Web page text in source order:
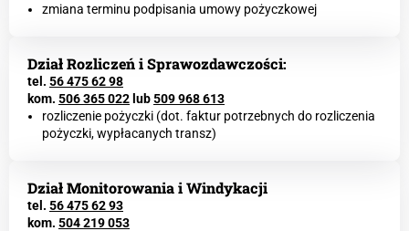
zmiana terminu podpisania umowy pożyczkowej
Dział Rozliczeń i Sprawozdawczości:
tel. 56 475 62 98
kom. 506 365 022 lub509 968 613
rozliczenie pożyczki (dot. faktur potrzebnych do rozliczenia
pożyczki, wypłacanych transz)
Dział Monitorowania i Windykacji
tel. 56 475 62 93
kom. 504 219 053